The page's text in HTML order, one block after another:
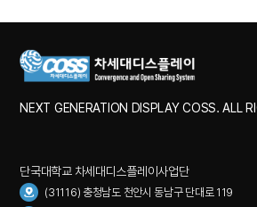
NEXT GENERATION DISPLAY COSS. ALL
단국대학교 차세대디스플레이사업단
(31116) 충청남도 천안시 동남구 단대로 119